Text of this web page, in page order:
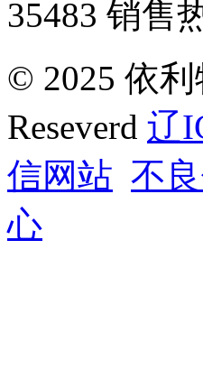
35483 销售
© 2025 依
Reseverd 辽
信网站 不
心